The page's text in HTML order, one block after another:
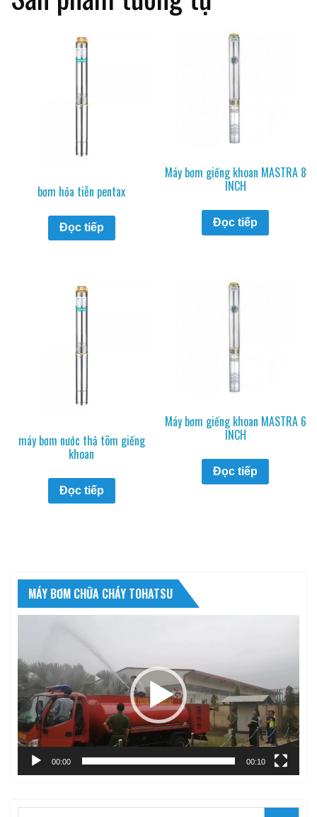
bơm hỏa tiễn pentax
Đọc tiếp
Máy bơm giếng khoan MASTRA 8
INCH
Đọc tiếp
máy bơm nước thả tõm giếng
khoan
Đọc tiếp
Máy bơm giếng khoan MASTRA 6
INCH
Đọc tiếp
MÁY BƠM CHỮA CHÁY TOHATSU
Video
00:00 00:10